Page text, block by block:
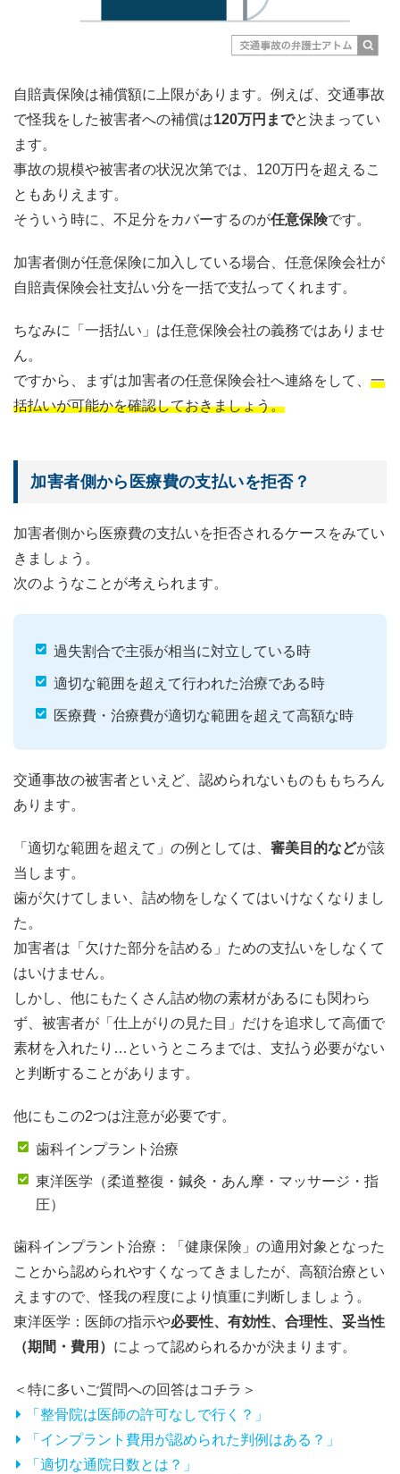
自賠責保険は補償額に上限があります。例えば、交通事故
で怪我をした被害者への補償は120万円までと決まってい
ます。
事故の規模や被害者の状況次第では、120万円を超えるこ
ともありえます。
そういう時に、不足分をカバーするのが任意保険です。
加害者側が任意保険に加入している場合、任意保険会社が
自賠責保険会社支払い分を一括で支払ってくれます。
ちなみに「一括払い」は任意保険会社の義務ではありませ
ん。
ですから、まずは加害者の任意保険会社へ連絡をして、 一
括払いが可能かを確認しておきましょう。
加害者側から医療費の支払いを拒否？
加害者側から医療費の支払いを拒否されるケースをみてい
きましょう。
次のようなことが考えられます。
過失割合で主張が相当に対立している時
適切な範囲を超えて行われた治療である時
医療費・治療費が適切な範囲を超えて高額な時
交通事故の被害者といえど、認められないものももちろん
あります。
「適切な範囲を超えて」の例としては、 審美目的などが該
当します。
歯が欠けてしまい、詰め物をしなくてはいけなくなりまし
た。
加害者は「欠けた部分を詰める」ための支払いをしなくて
はいけません。
しかし、他にもたくさん詰め物の素材があるにも関わら
ず、被害者が「仕上がりの見た目」だけを追求して高価で
素材を入れたり…というところまでは、支払う必要がない
と判断することがあります。
他にもこの2つは注意が必要です。
歯科インプラント治療
東洋医学（柔道整復・鍼灸・あん摩・マッサージ・指
圧）
歯科インプラント治療：「健康保険」の適用対象となった
ことから認められやすくなってきましたが、高額治療とい
えますので、怪我の程度により慎重に判断しましょう。
東洋医学：医師の指示や必要性、有効性、合理性、妥当性
（期間・費用） によって認められるかが決まります。
＜特に多いご質問への回答はコチラ＞
「整骨院は医師の許可なしで行く？」
「インプラント費用が認められた判例はある？」
「適切な通院日数とは？」